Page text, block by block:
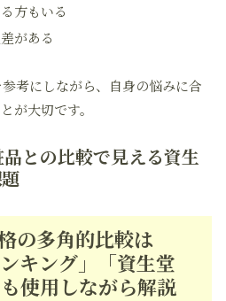
方もいる
がある
考にしながら、自身の悩みに合
が大切です。
との比較で見える資生
の多角的比較は
キング」「資生堂
使用しながら解説